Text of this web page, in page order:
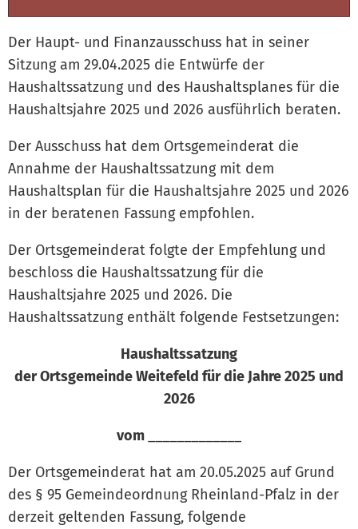
Der Haupt- und Finanzausschuss hat in seiner
Sitzung am 29.04.2025 die Entwürfe der
Haushaltssatzung und des Haushaltsplanes für die
Haushaltsjahre 2025 und 2026 ausführlich beraten.
Der Ausschuss hat dem Ortsgemeinderat die
Annahme der Haushaltssatzung mit dem
Haushaltsplan für die Haushaltsjahre 2025 und 2026
in der beratenen Fassung empfohlen.
Der Ortsgemeinderat folgte der Empfehlung und
beschloss die Haushaltssatzung für die
Haushaltsjahre 2025 und 2026. Die
Haushaltssatzung enthält folgende Festsetzungen:
Haushaltssatzung
der Ortsgemeinde Weitefeld für die Jahre 2025 und
2026
vom
Der Ortsgemeinderat hat am 20.05.2025 auf Grund
des § 95 Gemeindeordnung Rheinland-Pfalz in der
derzeit geltenden Fassung, folgende